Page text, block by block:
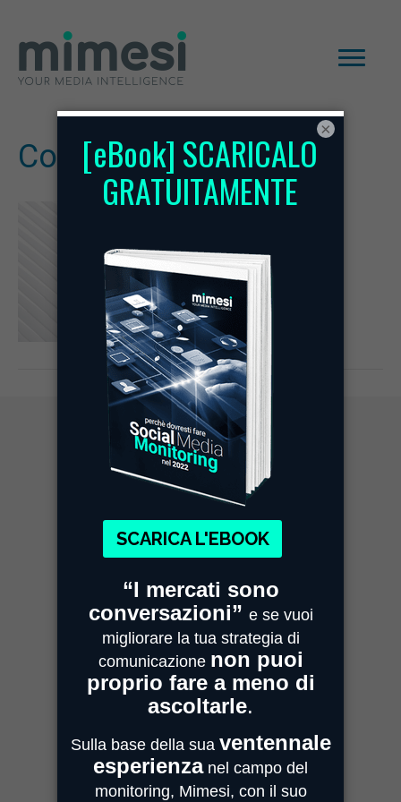
Copia di 4 milioni
MIMESI MILANO
Centro Direzionale Milanofiori
Strada 4, Palazzo A - Scala 2
20059 Assago
MIMESI PARMA
Sede Operativa
Strada Quarta, 6/1D
43100 Parma
MIMESI FORLÌ
Sede divisione Audio Video
Via Guido Bonali, 14
×